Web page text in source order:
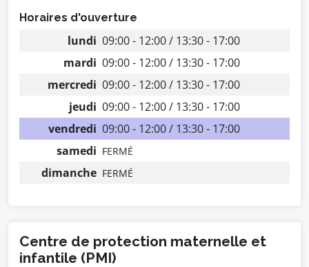
Horaires d'ouverture
lundi 09:00 - 12:00 / 13:30 - 17:00
mardi 09:00 - 12:00 / 13:30 - 17:00
mercredi 09:00 - 12:00 / 13:30 - 17:00
jeudi 09:00 - 12:00 / 13:30 - 17:00
vendredi 09:00 - 12:00 / 13:30 - 17:00
samedi FERMÉ
dimanche FERMÉ
Centre de protection maternelle et
infantile (PMI)